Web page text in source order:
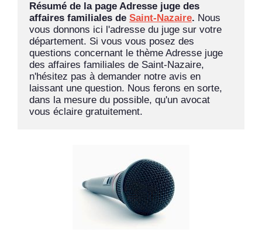
Résumé de la page Adresse juge des
affaires familiales de Saint-Nazaire. Nous
vous donnons ici l'adresse du juge sur votre
département. Si vous vous posez des
questions concernant le thème Adresse juge
des affaires familiales de Saint-Nazaire,
n'hésitez pas à demander notre avis en
laissant une question. Nous ferons en sorte,
dans la mesure du possible, qu'un avocat
vous éclaire gratuitement.